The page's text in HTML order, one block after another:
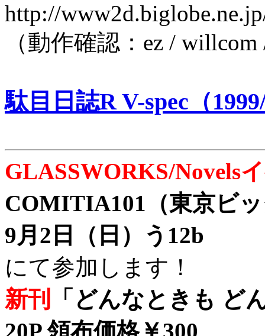
http://
（動作確認：ez /
駄目日誌R V-spec（
GLASSWORKS/Novels
COMITIA101（東京ビ
9月2日（日）う12b
にて参加します！
新刊
「どんなときも ど